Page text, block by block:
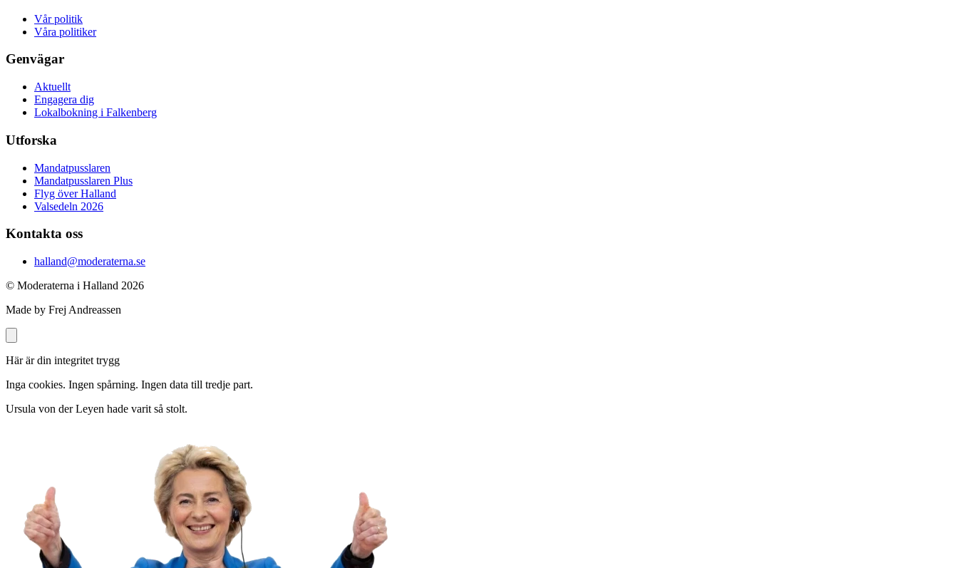
Vår politik
Våra politiker
Genvägar
Aktuellt
Engagera dig
Lokalbokning i Falkenberg
Utforska
Mandatpusslaren
Mandatpusslaren Plus
Flyg över Halland
Valsedeln 2026
Kontakta oss
halland@moderaterna.se
© Moderaterna i Halland 2026
Made by Frej Andreassen
Här är din integritet trygg
Inga cookies. Ingen spårning. Ingen data till tredje part.
Ursula von der Leyen hade varit så stolt.